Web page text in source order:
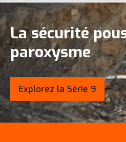
La sécurité
paroxysme
Explorez la Série 9